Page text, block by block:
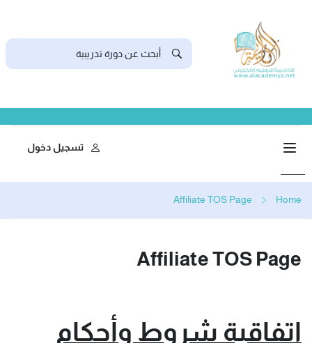
تسجيل دخول
Home
Affiliate TOS Page
Affiliate TOS Page
اتفاقية شروط وأحكام